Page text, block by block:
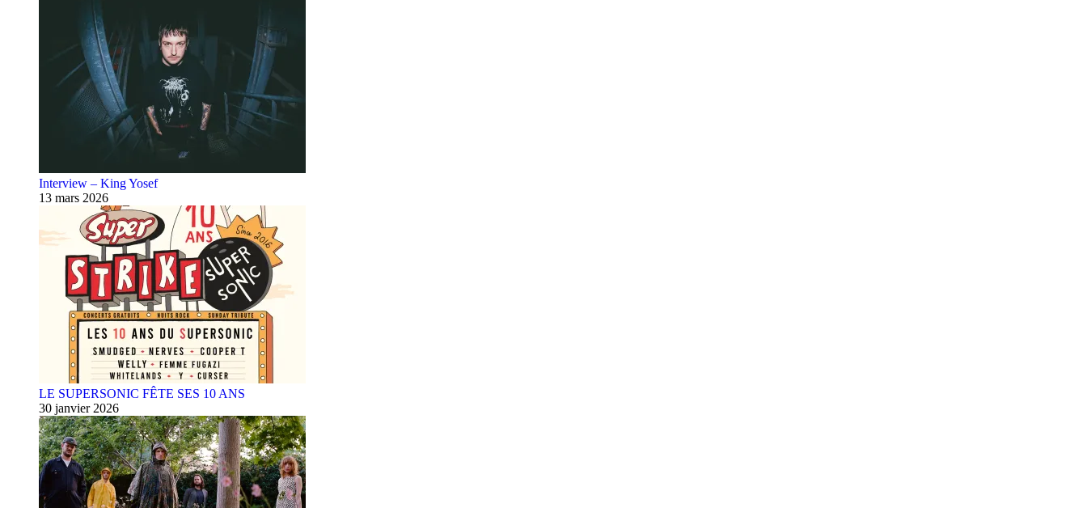
Interview – King Yosef
13 mars 2026
LE SUPERSONIC FÊTE SES 10 ANS
30 janvier 2026